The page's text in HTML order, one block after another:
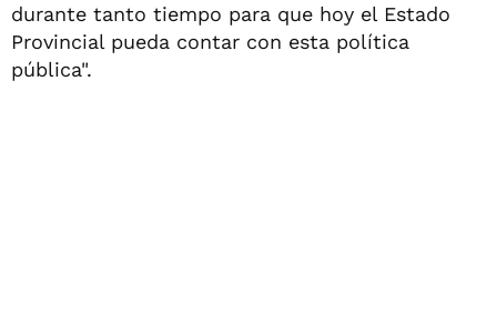
durante tanto tiempo para que hoy el Estado
Provincial pueda contar con esta política
pública".